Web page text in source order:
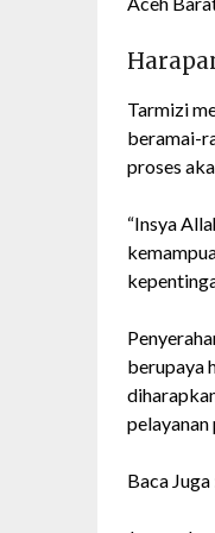
Tarmizi
beramai-
proses
“Insya
berupaya
Baca Juga